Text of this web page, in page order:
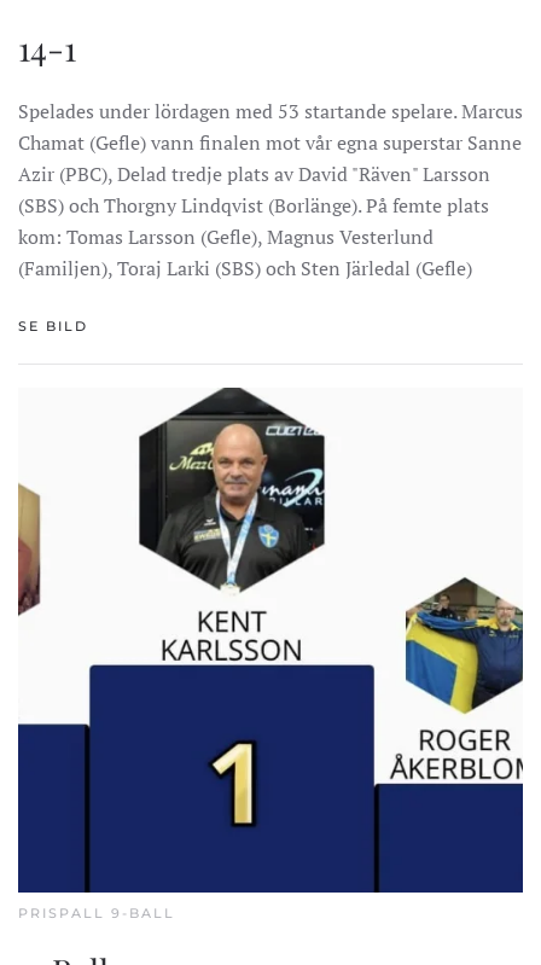
14-1
Spelades under lördagen med 53 startande spelare. Marcus
Chamat (Gefle) vann finalen mot vår egna superstar Sanne
Azir (PBC), Delad tredje plats av David "Räven" Larsson
(SBS) och Thorgny Lindqvist (Borlänge). På femte plats
kom: Tomas Larsson (Gefle), Magnus Vesterlund
(Familjen), Toraj Larki (SBS) och Sten Järledal (Gefle)
SE BILD
PRISPALL 9-BALL